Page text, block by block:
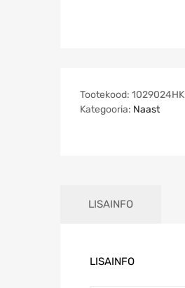
Tootekood: 1029024HK
Kategooria: Naast
LISAINFO
LISAINFO